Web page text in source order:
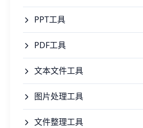
PPT工具
PDF工具
文本文件工具
图片处理工具
文件整理工具